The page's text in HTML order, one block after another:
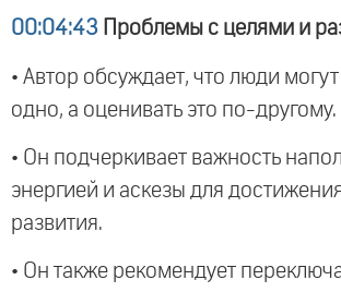
00:04:43 Проблемы с целями и
• Автор обсуждает, что люди могут
одно, а оценивать это по-другому.
• Он подчеркивает важность
энергией и аскезы для
развития.
• Он также рекомендует